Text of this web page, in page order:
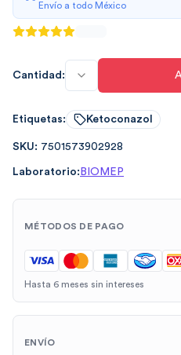
Envío a todo México
Cantidad:
Etiquetas: Ketoconazol
SKU: 7501573902928
Laboratorio: BIOMEP
MÉTODOS DE PAGO
Hasta 6 meses sin intereses
ENVÍO